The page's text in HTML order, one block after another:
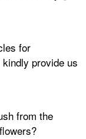
for
provide us
from the